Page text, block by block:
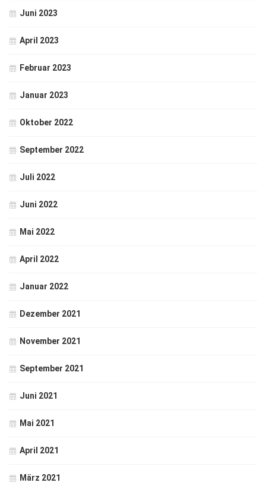
Juni 2023
April 2023
Februar 2023
Januar 2023
Oktober 2022
September 2022
Juli 2022
Juni 2022
Mai 2022
April 2022
Januar 2022
Dezember 2021
November 2021
September 2021
Juni 2021
Mai 2021
April 2021
März 2021